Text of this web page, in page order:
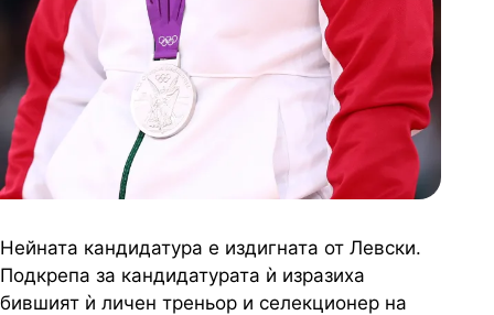
Нейната кандидатура е издигната от Левски.
Подкрепа за кандидатурата ѝ изразиха
бившият ѝ личен треньор и селекционер на